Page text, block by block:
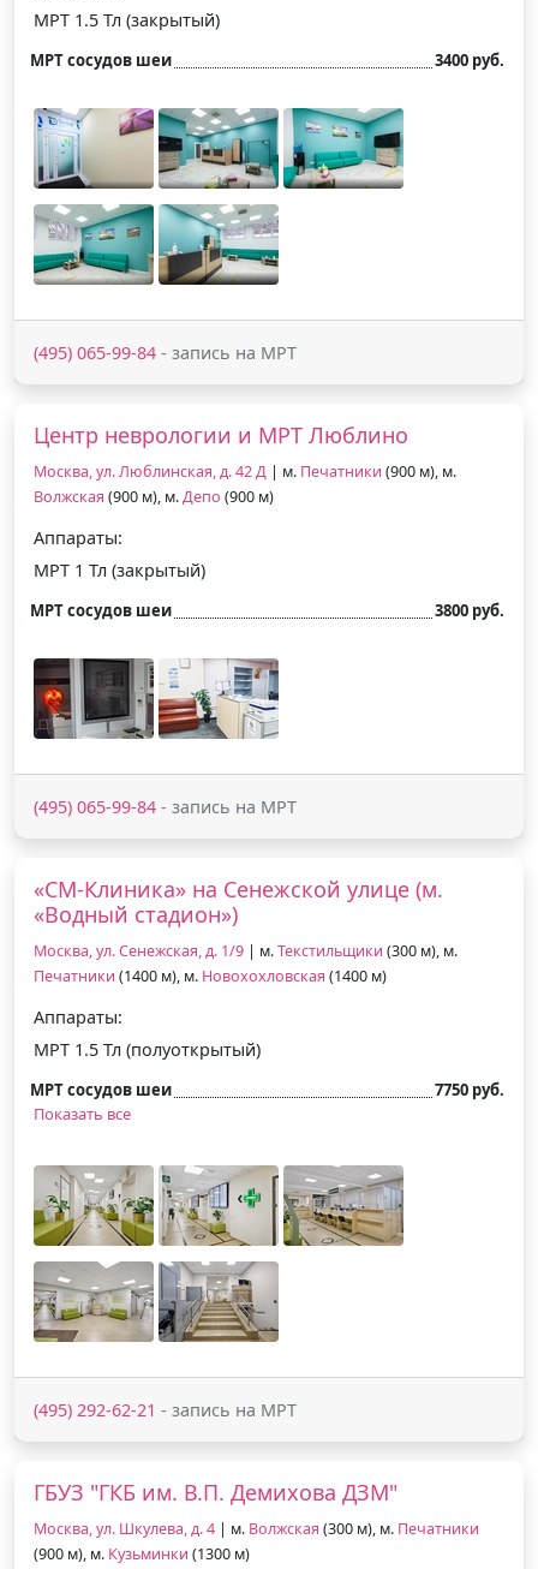
МРТ 1.5 Тл (закрытый)
МРТ сосудов шеи 3400 руб.
(495) 065-99-84 - запись на МРТ
Центр неврологии и МРТ Люблино
Москва, ул. Люблинская, д. 42 Д | м. Печатники (900 м), м.
Волжская (900 м), м.Депо (900 м)
Аппараты:
МРТ 1 Тл (закрытый)
МРТ сосудов шеи 3800 руб.
(495) 065-99-84 - запись на МРТ
«СМ-Клиника» на Сенежской улице (м.
«Водный стадион»)
Москва, ул. Сенежская, д. 1/9 | м.Текстильщики (300 м), м.
Печатники (1400 м), м. Новохохловская (1400 м)
Аппараты:
МРТ 1.5 Тл (полуоткрытый)
МРТ сосудов шеи
7750 руб.
Показать все
(495) 292-62-21 - запись на МРТ
ГБУЗ "ГКБ им. В.П. Демихова ДЗМ"
Москва, ул. Шкулева, д. 4 | м. Волжская (300 м), м. Печатники
(900 м), м. Кузьминки (1300 м)